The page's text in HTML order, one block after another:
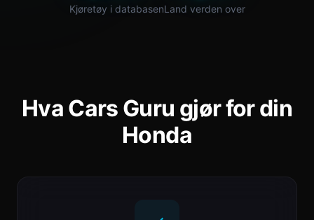
Kjøretøy i databasenLand verden over
Hva Cars Guru gjør for din
Honda